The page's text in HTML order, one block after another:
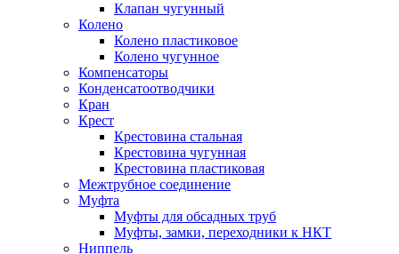
Клапан чугунный
Колено
Колено пластиковое
Колено чугунное
Компенсаторы
Конденсатоотводчики
Кран
Крест
Крестовина стальная
Крестовина чугунная
Крестовина пластиковая
Межтрубное соединение
Муфта
Муфты для обсадных труб
Муфты, замки, переходники к НКТ
Ниппель